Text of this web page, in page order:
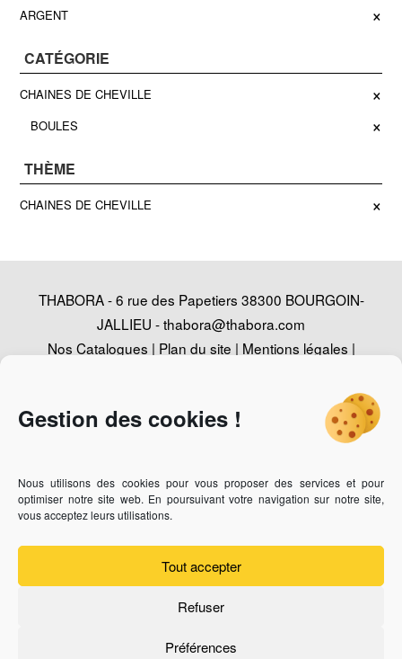
Gestion des cookies !
Nous utilisons des cookies pour vous proposer des services et pour
optimiser notre site web. En poursuivant votre navigation sur notre site,
vous acceptez leurs utilisations.
Tout accepter
Refuser
Préférences
ARGENT ×
CATÉGORIE
CHAINES DE CHEVILLE ×
BOULES ×
THÈME
CHAINES DE CHEVILLE ×
THABORA - 6 rue des Papetiers 38300 BOURGOIN-
JALLIEU -thabora@thabora.com
Nos Catalogues | Plan du site | Mentions légales |
Vous recherchez un revendeur des bijoux Thabora ?Cliquez-
ici
Vous êtes bijoutier professionnel et vous souhaitez devenir